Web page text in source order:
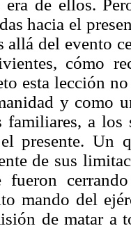
era de ellos.
hacia el
allá del evento
cómo
esta lección
y como
familiares, a los
presente. Un
de sus
fueron
mando del
de matar a